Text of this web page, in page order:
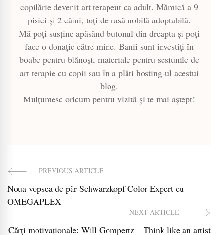
copilărie devenit art terapeut ca adult. Mămică a 9
pisici și 2 câini, toți de rasă nobilă adoptabilă.
Mă poți susține apăsând butonul din dreapta și poți
face o donație către mine. Banii sunt investiți în
boabe pentru blănoși, materiale pentru sesiunile de
art terapie cu copii sau în a plăti hosting-ul acestui
blog.
Mulțumesc oricum pentru vizită și te mai aștept!
Post
Navigation
PREVIOUS ARTICLE
Noua vopsea de păr Schwarzkopf Color Expert cu
OMEGAPLEX
NEXT ARTICLE
Cărți motivaționale: Will Gompertz – Think like an artist